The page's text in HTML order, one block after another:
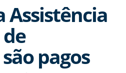
Assistência
pagos